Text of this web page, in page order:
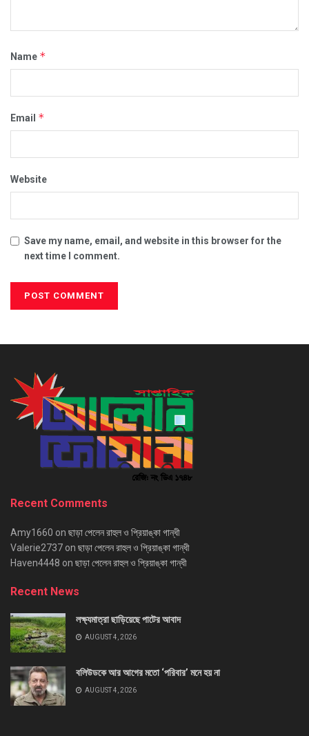
Name *
Email *
Website
Save my name, email, and website in this browser for the
next time I comment.
Recent Comments
Amy1660 on ছাড়া পেলেন রাহুল ও প্রিয়াঙ্কা গান্ধী
Valerie2737 on ছাড়া পেলেন রাহুল ও প্রিয়াঙ্কা গান্ধী
Haven4448 on ছাড়া পেলেন রাহুল ও প্রিয়াঙ্কা গান্ধী
Recent News
লক্ষ্যমাত্রা ছাড়িয়েছে পাটের আবাদ
AUGUST 4, 2026
বলিউডকে আর আগের মতো ‘পরিবার’ মনে হয় না
AUGUST 4, 2026